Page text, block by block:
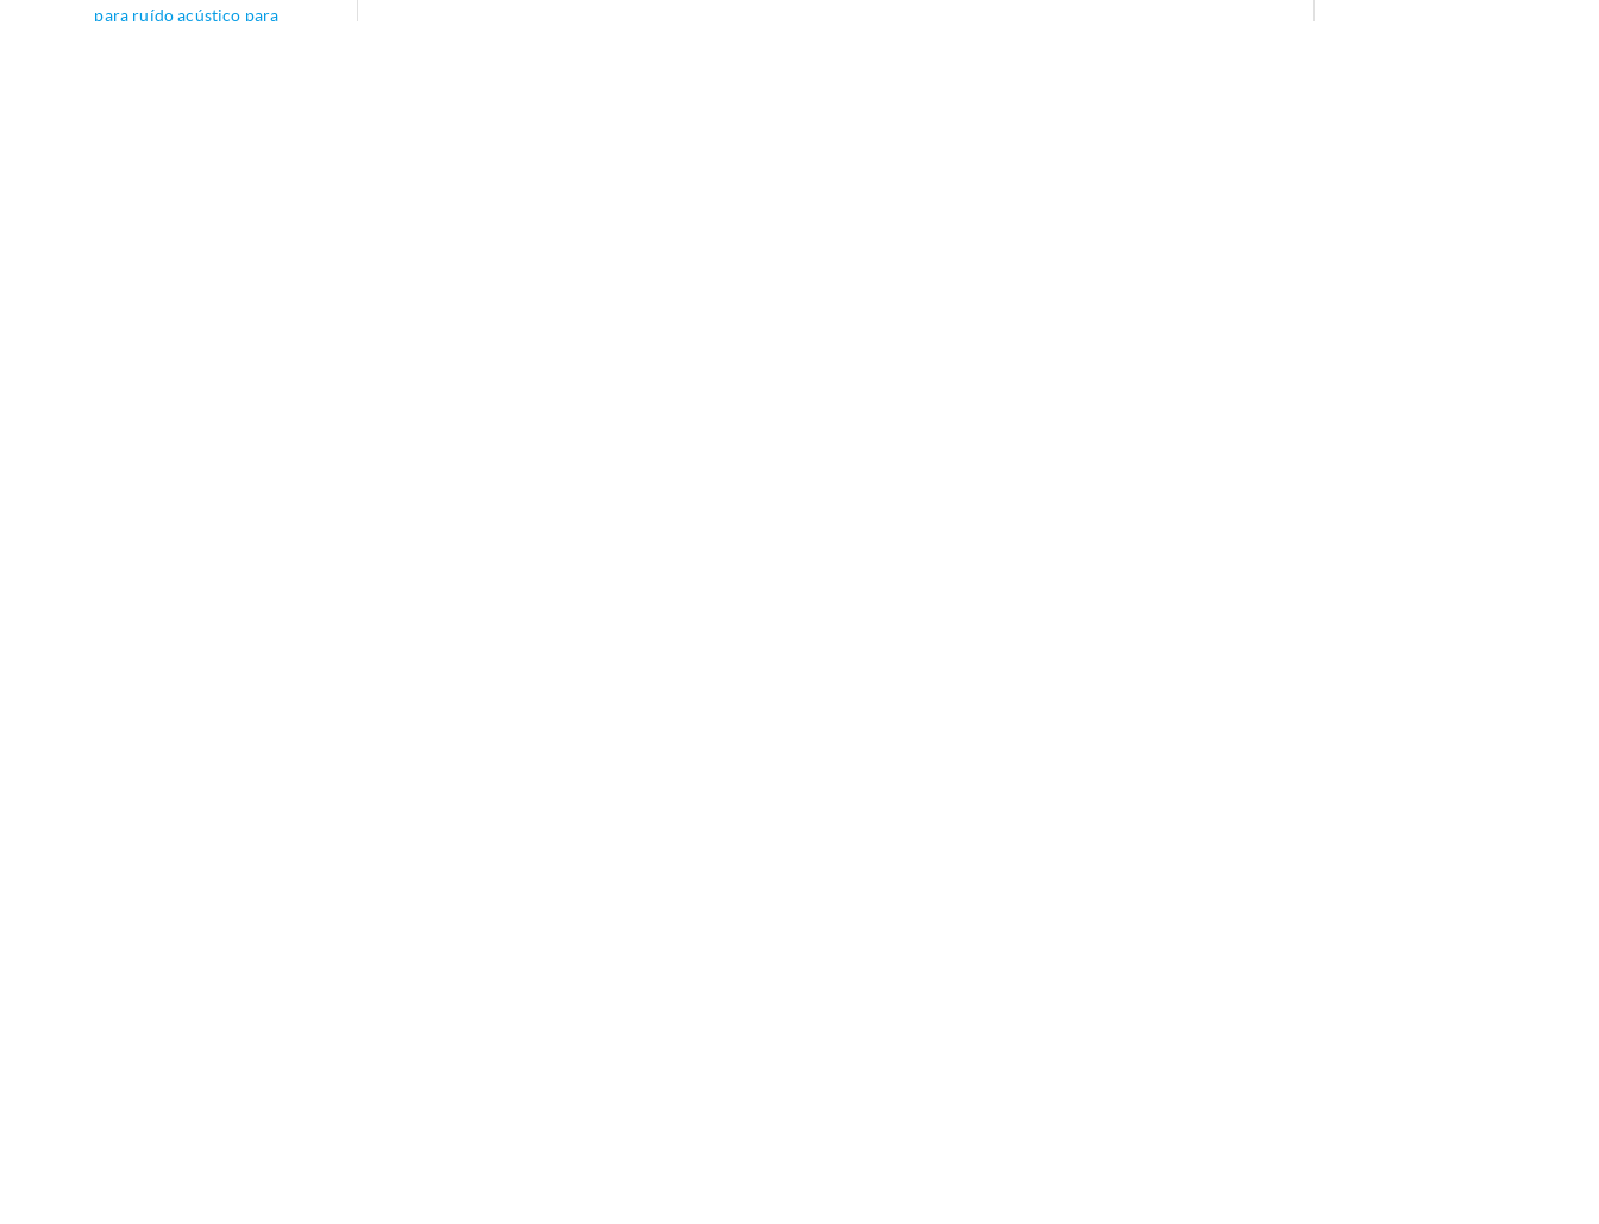
para ruído acústico para